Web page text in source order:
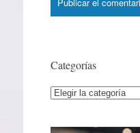
Categorías
Categorías